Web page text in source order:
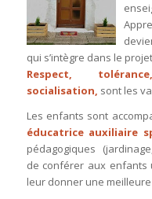
qui s’intègre dans le
Respect,
socialisation, sont les
Les enfants sont
éducatrice auxiliaire
pédagogiques
de conférer aux enfants
leur donner une